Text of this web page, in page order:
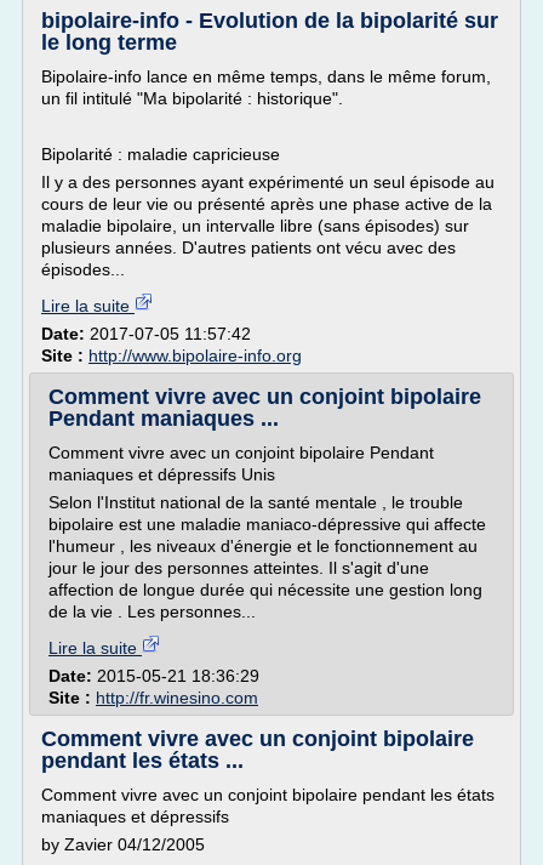
bipolaire-info - Evolution de la bipolarité sur
le long terme
Bipolaire-info lance en même temps, dans le même forum,
un fil intitulé "Ma bipolarité : historique".
Bipolarité : maladie capricieuse
Il y a des personnes ayant expérimenté un seul épisode au
cours de leur vie ou présenté après une phase active de la
maladie bipolaire, un intervalle libre (sans épisodes) sur
plusieurs années. D'autres patients ont vécu avec des
épisodes...
Lire la suite
Date: 2017-07-05 11:57:42
Site : http://www.bipolaire-info.org
Comment vivre avec un conjoint bipolaire
Pendant maniaques ...
Comment vivre avec un conjoint bipolaire Pendant
maniaques et dépressifs Unis
Selon l'Institut national de la santé mentale , le trouble
bipolaire est une maladie maniaco-dépressive qui affecte
l'humeur , les niveaux d'énergie et le fonctionnement au
jour le jour des personnes atteintes. Il s'agit d'une
affection de longue durée qui nécessite une gestion long
de la vie . Les personnes...
Lire la suite
Date: 2015-05-21 18:36:29
Site : http://fr.winesino.com
Comment vivre avec un conjoint bipolaire
pendant les états ...
Comment vivre avec un conjoint bipolaire pendant les états
maniaques et dépressifs
by Zavier 04/12/2005